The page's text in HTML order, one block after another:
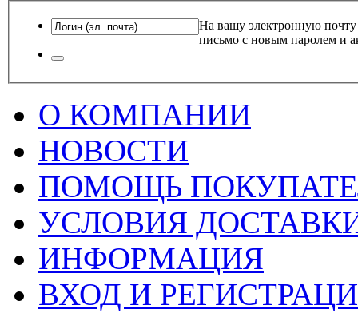
На вашу электронную почту
письмо с новым паролем и
О КОМПАНИИ
НОВОСТИ
ПОМОЩЬ
УСЛОВИЯ
ИНФОРМАЦИЯ
ВХОД И